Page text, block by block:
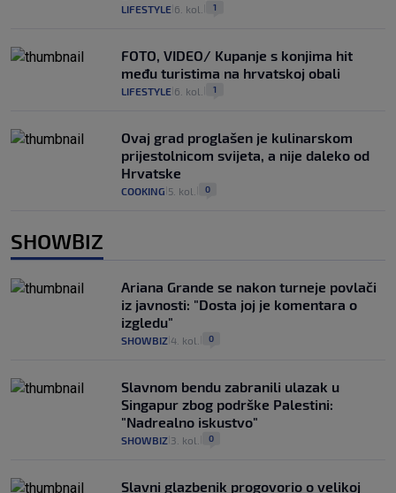
LIFESTYLE 6. kol. 1
FOTO, VIDEO/ Kupanje s konjima hit
među turistima na hrvatskoj obali
LIFESTYLE 6. kol. 1
Ovaj grad proglašen je kulinarskom
prijestolnicom svijeta, a nije daleko od
Hrvatske
COOKING 5. kol. 0
SHOWBIZ
Ariana Grande se nakon turneje povlači
iz javnosti: "Dosta joj je komentara o
izgledu"
SHOWBIZ 4. kol. 0
Slavnom bendu zabranili ulazak u
Singapur zbog podrške Palestini:
"Nadrealno iskustvo"
SHOWBIZ 3. kol. 0
Slavni glazbenik progovorio o velikoj